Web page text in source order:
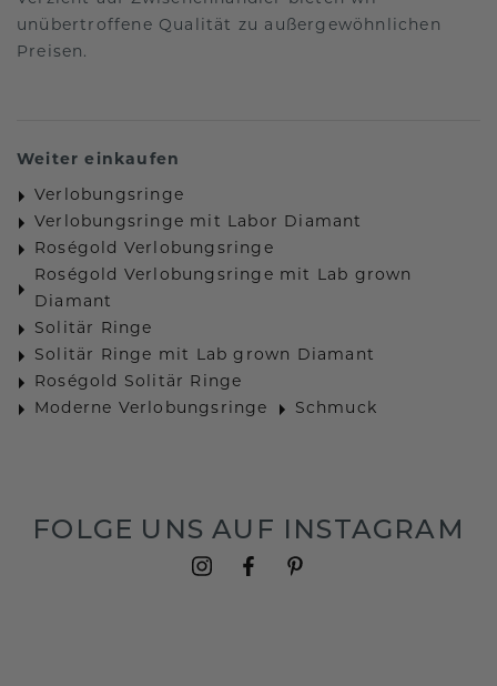
unübertroffene Qualität zu außergewöhnlichen
Preisen.
Weiter einkaufen
Verlobungsringe
Verlobungsringe mit Labor Diamant
Roségold Verlobungsringe
Roségold Verlobungsringe mit Lab grown
Diamant
Solitär Ringe
Solitär Ringe mit Lab grown Diamant
Roségold Solitär Ringe
Moderne Verlobungsringe
Schmuck
FOLGE UNS AUF INSTAGRAM